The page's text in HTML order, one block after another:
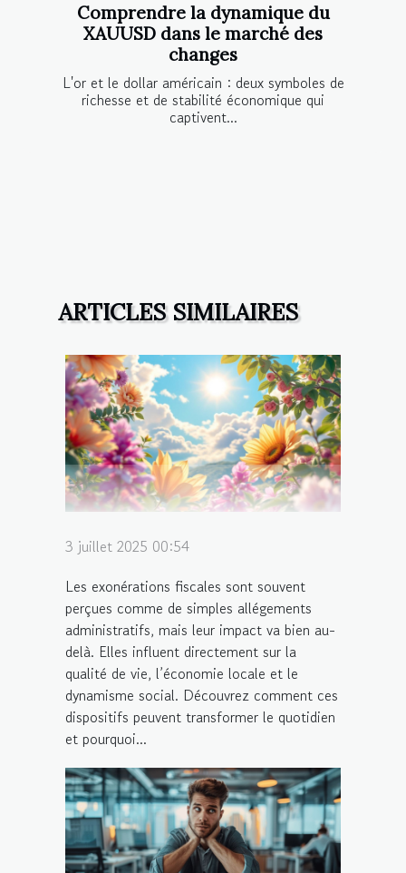
Comprendre la dynamique du
XAUUSD dans le marché des
changes
L'or et le dollar américain : deux symboles de
richesse et de stabilité économique qui
captivent...
ARTICLES SIMILAIRES
3 juillet 2025 00:54
Les exonérations fiscales sont souvent
perçues comme de simples allégements
administratifs, mais leur impact va bien au-
delà. Elles influent directement sur la
qualité de vie, l’économie locale et le
dynamisme social. Découvrez comment ces
dispositifs peuvent transformer le quotidien
et pourquoi...